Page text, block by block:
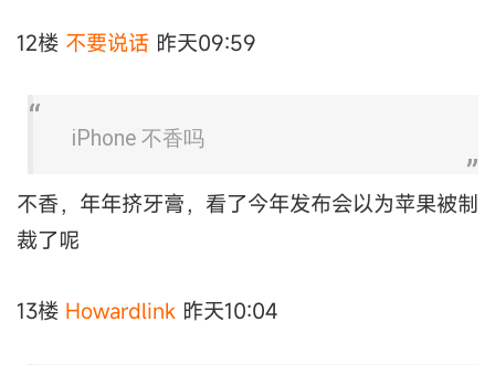
12楼 不要说话 昨天09:59
iPhone 不香吗
不香，年年挤牙膏，看了今年发布会以为苹果被制
裁了呢
13楼 Howardlink 昨天10:04